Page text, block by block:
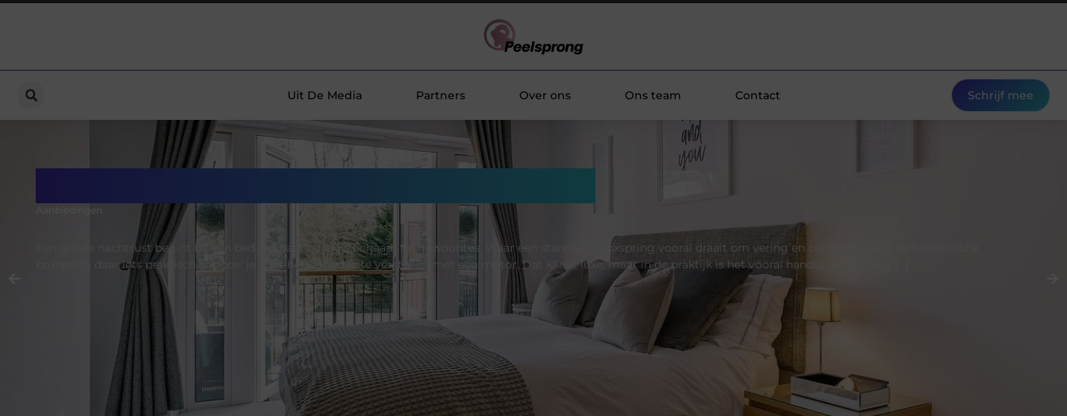
Uit De Media Partners Over ons Ons team Contact Schrijf mee
Aanbiedingen
Een goede nachtrust begint bij een bed dat past bij jouw lichaam en gewoontes. Waar een standaard boxspring vooral draait om vering en comfort, voegt een elektrische
boxspring daar iets praktisch aan toe: je kunt het liggedeelte verstellen met een motor. Dat klinkt luxe, maar in de praktijk is het vooral handig als je graag […]